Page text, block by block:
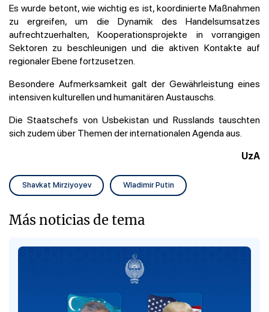
Es wurde betont, wie wichtig es ist, koordinierte Maßnahmen
zu ergreifen, um die Dynamik des Handelsumsatzes
aufrechtzuerhalten, Kooperationsprojekte in vorrangigen
Sektoren zu beschleunigen und die aktiven Kontakte auf
regionaler Ebene fortzusetzen.
Besondere Aufmerksamkeit galt der Gewährleistung eines
intensiven kulturellen und humanitären Austauschs.
Die Staatschefs von Usbekistan und Russlands tauschten
sich zudem über Themen der internationalen Agenda aus.
UzA
Shavkat Mirziyoyev Wladimir Putin
Más noticias de tema